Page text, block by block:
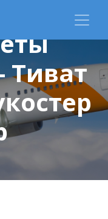
Тиват